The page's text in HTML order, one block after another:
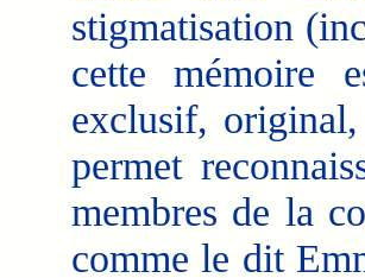
stigmatisation
cette mémoire
exclusif,
permet
membres de la
comme le dit